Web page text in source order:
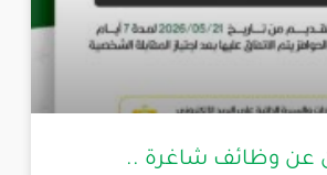
عن وظائف شاغرة ..